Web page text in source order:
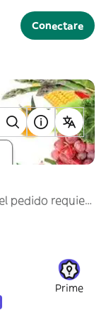
Conectare
Se cobrará 15 cts por cada bolsa que el pedido requiera
Prime